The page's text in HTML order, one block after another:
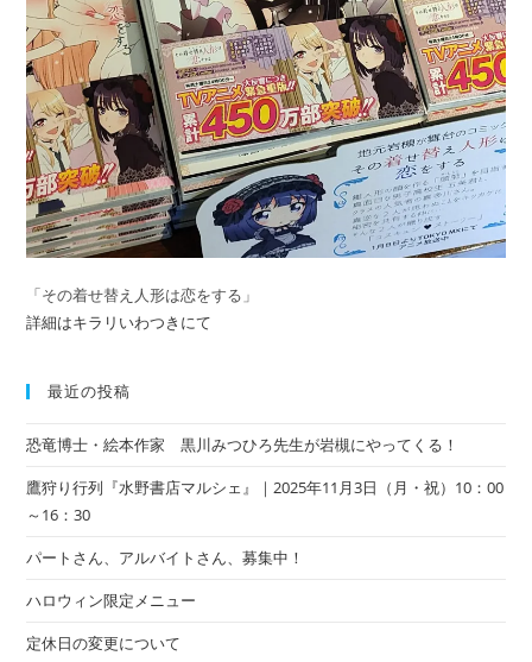
「その着せ替え人形は恋をする」
詳細はキラリいわつきにて
最近の投稿
恐竜博士・絵本作家 黒川みつひろ先生が岩槻にやってくる！
鷹狩り行列『水野書店マルシェ』｜2025年11月3日（月・祝）10：00
～16：30
パートさん、アルバイトさん、募集中！
ハロウィン限定メニュー
定休日の変更について